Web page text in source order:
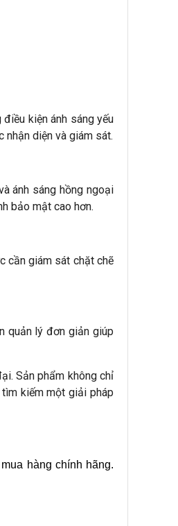
kiện ánh sáng yếu
nhận diện và giám sát.
ánh sáng hồng ngoại
bảo mật cao hơn.
cần giám sát chặt chẽ
quản lý đơn giản giúp
Sản phẩm không chỉ
kiếm một giải pháp
hàng chính hãng.